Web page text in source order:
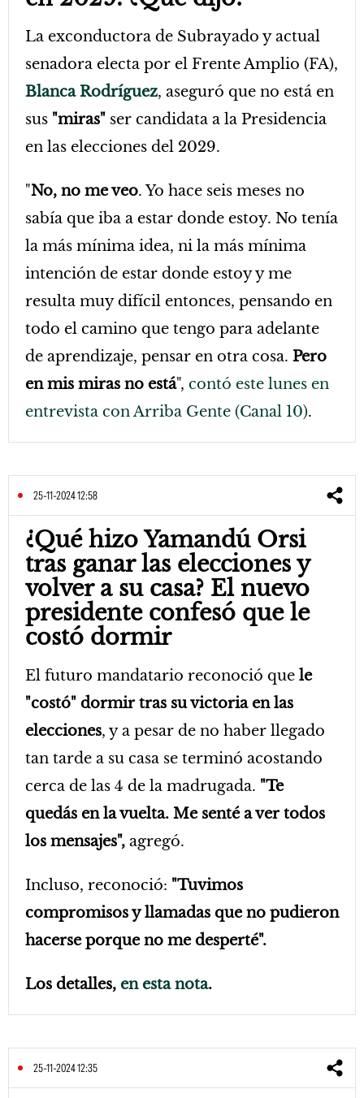
La exconductora de Subrayado y actual
senadora electa por el Frente Amplio (FA),
Blanca Rodríguez, aseguró que no está en
sus "miras" ser candidata a la Presidencia
en las elecciones del 2029.
"No, no me veo. Yo hace seis meses no
sabía que iba a estar donde estoy. No tenía
la más mínima idea, ni la más mínima
intención de estar donde estoy y me
resulta muy difícil entonces, pensando en
todo el camino que tengo para adelante
de aprendizaje, pensar en otra cosa. Pero
en mis miras no está", contó este lunes en
entrevista con Arriba Gente (Canal 10).
25-11-2024 12:58
¿Qué hizo Yamandú Orsi
tras ganar las elecciones y
volver a su casa? El nuevo
presidente confesó que le
costó dormir
El futuro mandatario reconoció que le
"costó" dormir tras su victoria en las
elecciones, y a pesar de no haber llegado
tan tarde a su casa se terminó acostando
cerca de las 4 de la madrugada. "Te
quedás en la vuelta. Me senté a ver todos
los mensajes", agregó.
Incluso, reconoció: "Tuvimos
compromisos y llamadas que no pudieron
hacerse porque no me desperté".
Los detalles, en esta nota.
25-11-2024 12:35